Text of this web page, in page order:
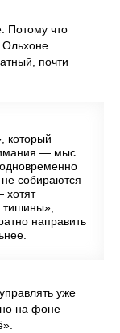
Потому что
Ольхоне
почти
который
— мыс
собираются
хотят
тишины»,
направить
уже
на фоне